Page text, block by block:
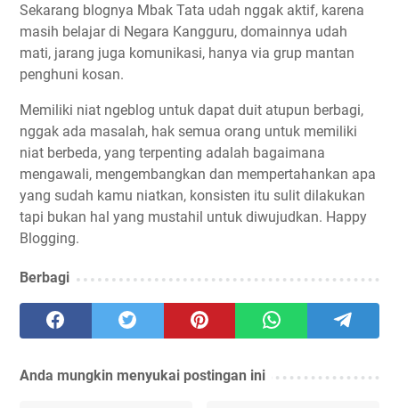
Sekarang blognya Mbak Tata udah nggak aktif, karena
masih belajar di Negara Kangguru, domainnya udah
mati, jarang juga komunikasi, hanya via grup mantan
penghuni kosan.
Memiliki niat ngeblog untuk dapat duit atupun berbagi,
nggak ada masalah, hak semua orang untuk memiliki
niat berbeda, yang terpenting adalah bagaimana
mengawali, mengembangkan dan mempertahankan apa
yang sudah kamu niatkan, konsisten itu sulit dilakukan
tapi bukan hal yang mustahil untuk diwujudkan. Happy
Blogging.
Berbagi
Anda mungkin menyukai postingan ini